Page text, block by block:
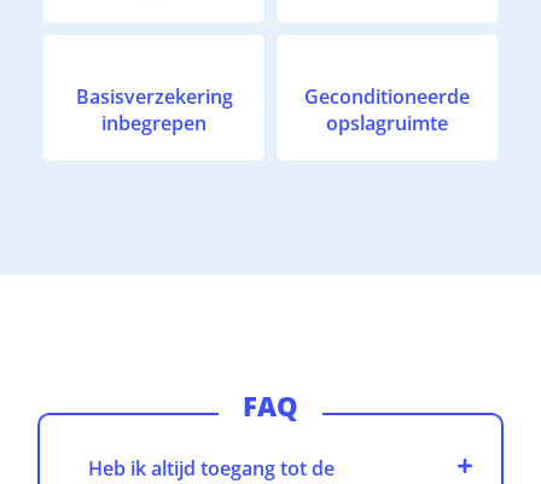
Basisverzekering
inbegrepen
Geconditioneerde
opslagruimte
FAQ
Heb ik altijd toegang tot de